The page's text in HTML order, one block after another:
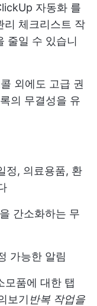
자동화 를
리 체크리스트 작
줄일 수 있습니
외에도 고급 권
의 무결성을 유
정, 의료용품, 환
간소화하는 무
가능한 알림
모품에 대한 탭
보기 반복 작업을